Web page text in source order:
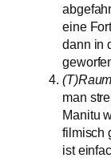
eine
dann in
man
Manitu
filmisch
ist